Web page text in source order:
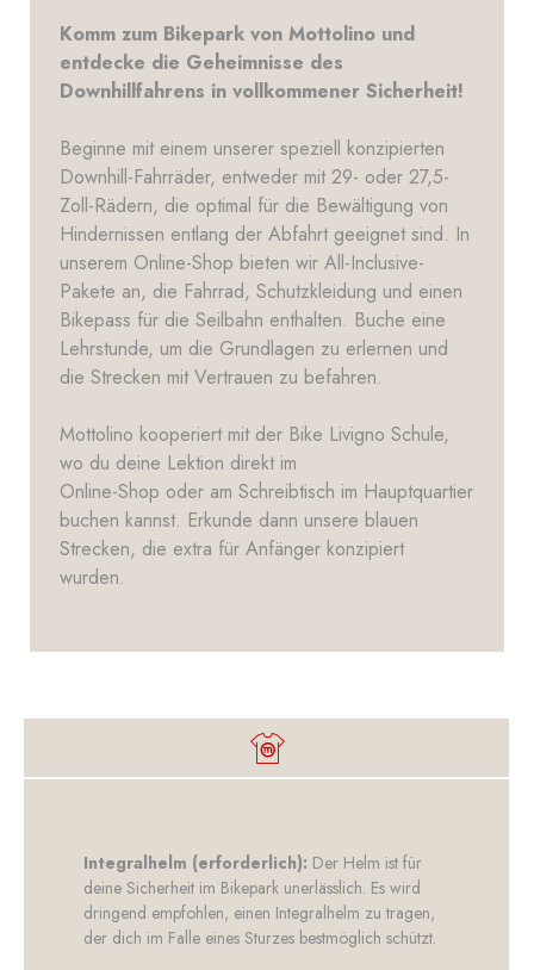
Komm zum Bikepark von Mottolino und
entdecke die Geheimnisse des
Downhillfahrens in vollkommener Sicherheit!
Beginne mit einem unserer speziell konzipierten
Downhill-Fahrräder, entweder mit 29- oder 27,5-
Zoll-Rädern, die optimal für die Bewältigung von
Hindernissen entlang der Abfahrt geeignet sind. In
unserem Online-Shop bieten wir All-Inclusive-
Pakete an, die Fahrrad, Schutzkleidung und einen
Bikepass für die Seilbahn enthalten. Buche eine
Lehrstunde, um die Grundlagen zu erlernen und
die Strecken mit Vertrauen zu befahren.
Mottolino kooperiert mit der Bike Livigno Schule,
wo du deine Lektion direkt im
Online-Shop oder am Schreibtisch im Hauptquartier
buchen kannst. Erkunde dann unsere blauen
Strecken, die extra für Anfänger konzipiert
wurden.
Integralhelm (erforderlich): Der Helm ist für
deine Sicherheit im Bikepark unerlässlich. Es wird
dringend empfohlen, einen Integralhelm zu tragen,
der dich im Falle eines Sturzes bestmöglich schützt.